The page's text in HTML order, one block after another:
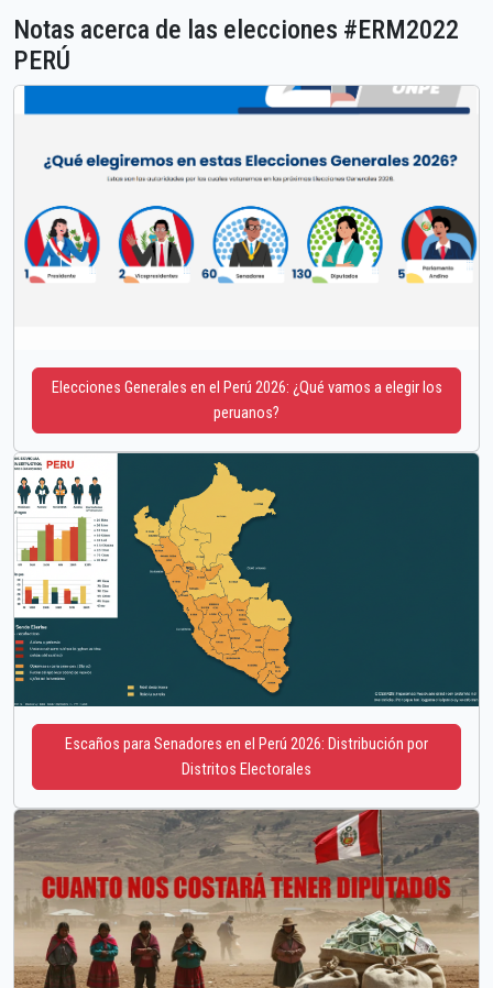
Notas acerca de las elecciones #ERM2022
PERÚ
Elecciones Generales en el Perú 2026: ¿Qué vamos a elegir los
peruanos?
Escaños para Senadores en el Perú 2026: Distribución por
Distritos Electorales